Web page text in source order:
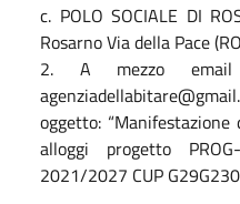
c. POLO SOCIALE DI
Rosarno Via della Pace
2. A mezzo email
oggetto:
alloggi progetto
2021/2027 CUP